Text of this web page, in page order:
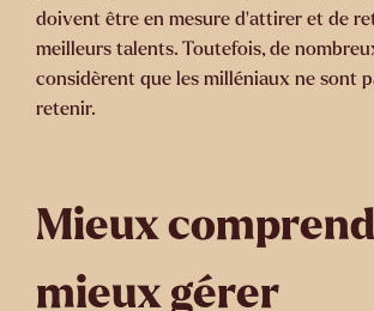
doivent être en mesure d’attirer et de
meilleurs talents. Toutefois, de
considèrent que les milléniaux ne sont
retenir.
Mieux
mieux gérer